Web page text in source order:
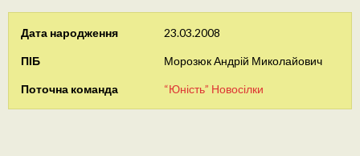
Дата народження 23.03.2008
ПІБ Морозюк Андрій Миколайович
Поточна команда “Юність” Новосілки